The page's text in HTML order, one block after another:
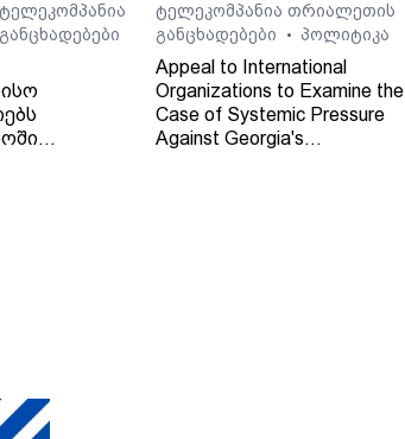
ტელეკომპანია
ტელეკომპანია თრიალეთის
განცხადებები
• პოლიტიკა
Appeal to International
Organizations to Examine the
Case of Systemic Pressure
Against Georgia's